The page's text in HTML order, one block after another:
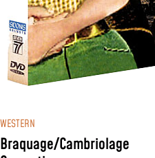
WESTERN
Braquage/Cambriolage